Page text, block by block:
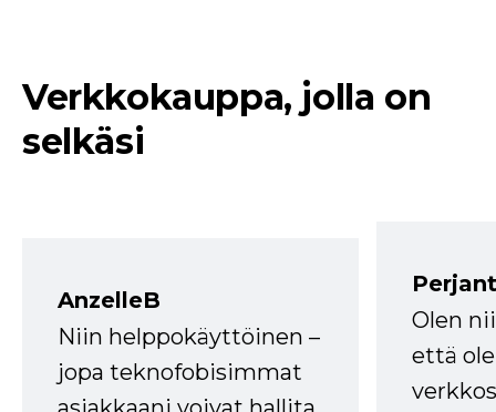
Verkkokauppa, jolla on
selkäsi
AnzelleB
Niin helppokäyttöinen –
jopa teknofobisimmat
Olen
että